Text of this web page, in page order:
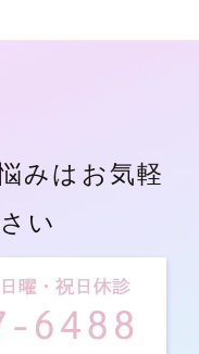
みはお気軽
い